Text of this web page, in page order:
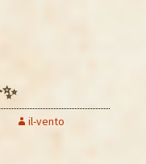
il-vento